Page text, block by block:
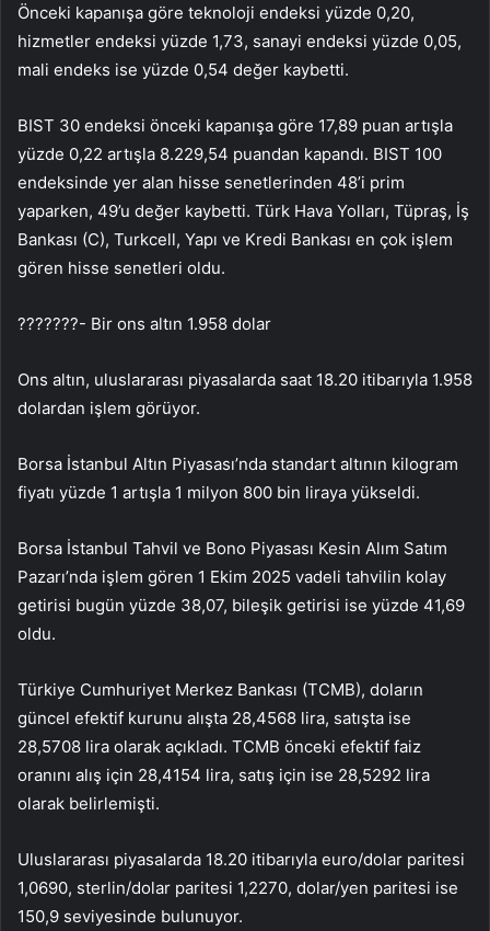
Önceki kapanışa göre teknoloji endeksi yüzde 0,20,
hizmetler endeksi yüzde 1,73, sanayi endeksi yüzde 0,05,
mali endeks ise yüzde 0,54 değer kaybetti.
BIST 30 endeksi önceki kapanışa göre 17,89 puan artışla
yüzde 0,22 artışla 8.229,54 puandan kapandı. BIST 100
endeksinde yer alan hisse senetlerinden 48’i prim
yaparken, 49’u değer kaybetti. Türk Hava Yolları, Tüpraş, İş
Bankası (C), Turkcell, Yapı ve Kredi Bankası en çok işlem
gören hisse senetleri oldu.
???????- Bir ons altın 1.958 dolar
Ons altın, uluslararası piyasalarda saat 18.20 itibarıyla 1.958
dolardan işlem görüyor.
Borsa İstanbul Altın Piyasası’nda standart altının kilogram
fiyatı yüzde 1 artışla 1 milyon 800 bin liraya yükseldi.
Borsa İstanbul Tahvil ve Bono Piyasası Kesin Alım Satım
Pazarı’nda işlem gören 1 Ekim 2025 vadeli tahvilin kolay
getirisi bugün yüzde 38,07, bileşik getirisi ise yüzde 41,69
oldu.
Türkiye Cumhuriyet Merkez Bankası (TCMB), doların
güncel efektif kurunu alışta 28,4568 lira, satışta ise
28,5708 lira olarak açıkladı. TCMB önceki efektif faiz
oranını alış için 28,4154 lira, satış için ise 28,5292 lira
olarak belirlemişti.
Uluslararası piyasalarda 18.20 itibarıyla euro/dolar paritesi
1,0690, sterlin/dolar paritesi 1,2270, dolar/yen paritesi ise
150,9 seviyesinde bulunuyor.